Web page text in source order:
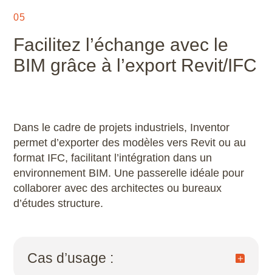
05
Facilitez l’échange avec le
BIM grâce à l’export Revit/IFC
Dans le cadre de projets industriels, Inventor
permet d’exporter des modèles vers Revit ou au
format IFC, facilitant l’intégration dans un
environnement BIM. Une passerelle idéale pour
collaborer avec des architectes ou bureaux
d’études structure.
Cas d’usage :